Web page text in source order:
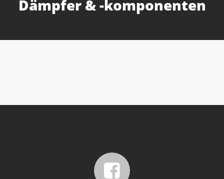
Dämpfer & -komponenten